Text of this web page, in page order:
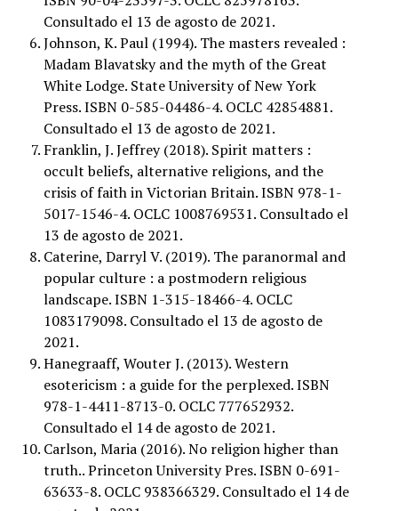
Consultado el 13 de agosto de 2021.
Johnson, K. Paul (1994). The masters revealed :
Madam Blavatsky and the myth of the Great
White Lodge. State University of New York
Press. ISBN 0-585-04486-4. OCLC 42854881.
Consultado el 13 de agosto de 2021.
Franklin, J. Jeffrey (2018). Spirit matters :
occult beliefs, alternative religions, and the
crisis of faith in Victorian Britain. ISBN 978-1-
5017-1546-4. OCLC 1008769531. Consultado el
13 de agosto de 2021.
Caterine, Darryl V. (2019). The paranormal and
popular culture : a postmodern religious
landscape. ISBN 1-315-18466-4. OCLC
1083179098. Consultado el 13 de agosto de
2021.
Hanegraaff, Wouter J. (2013). Western
esotericism : a guide for the perplexed. ISBN
978-1-4411-8713-0. OCLC 777652932.
Consultado el 14 de agosto de 2021.
Carlson, Maria (2016). No religion higher than
truth.. Princeton University Pres. ISBN 0-691-
63633-8. OCLC 938366329. Consultado el 14 de